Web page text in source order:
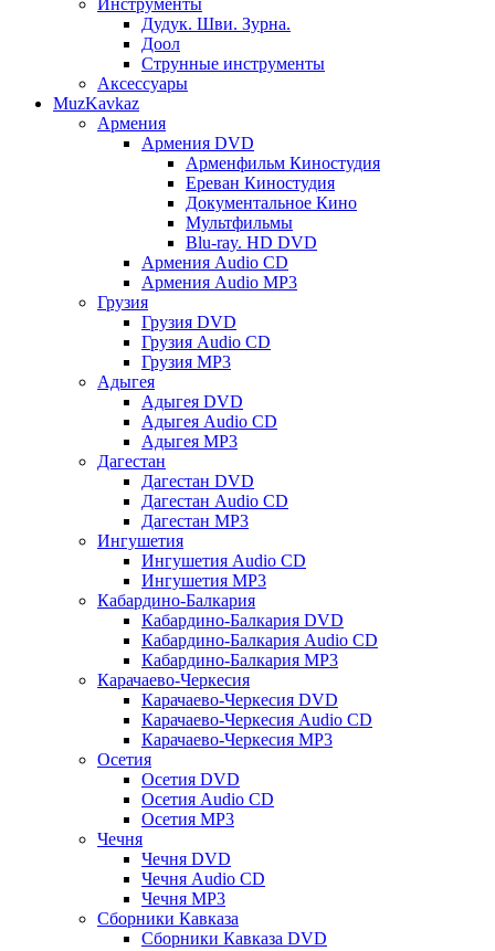
Инструменты
Дудук. Шви. Зурна.
Доол
Струнные инструменты
Аксессуары
MuzKavkaz
Армения
Армения DVD
Арменфильм Киностудия
Ереван Киностудия
Документальное Кино
Мультфильмы
Blu-ray. HD DVD
Армения Audio CD
Армения Audio MP3
Грузия
Грузия DVD
Грузия Audio CD
Грузия MP3
Адыгея
Адыгея DVD
Адыгея Audio CD
Адыгея MP3
Дагестан
Дагестан DVD
Дагестан Audio CD
Дагестан MP3
Ингушетия
Ингушетия Audio CD
Ингушетия MP3
Кабардино-Балкария
Кабардино-Балкария DVD
Кабардино-Балкария Audio CD
Кабардино-Балкария MP3
Карачаево-Черкесия
Карачаево-Черкесия DVD
Карачаево-Черкесия Audio CD
Карачаево-Черкесия MP3
Осетия
Осетия DVD
Осетия Audio CD
Осетия MP3
Чечня
Чечня DVD
Чечня Audio CD
Чечня MP3
Сборники Кавказа
Сборники Кавказа DVD